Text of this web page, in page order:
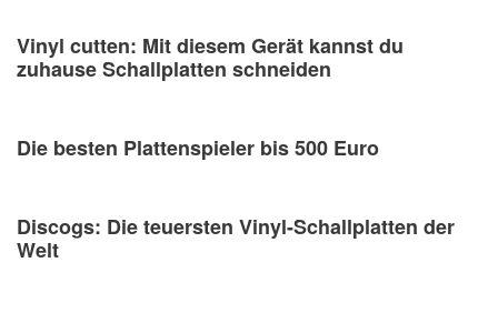
Vinyl cutten: Mit diesem Gerät kannst du
zuhause Schallplatten schneiden
Die besten Plattenspieler bis 500 Euro
Discogs: Die teuersten Vinyl-Schallplatten der
Welt